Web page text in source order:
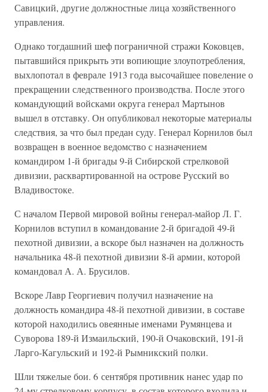
Савицкий, другие должностные лица хозяйственного
управления.
Однако тогдашний шеф пограничной стражи Коковцев,
пытавшийся прикрыть эти вопиющие злоупотребления,
выхлопотал в феврале 1913 года высочайшее повеление о
прекращении следственного производства. После этого
командующий войсками округа генерал Мартынов
вышел в отставку. Он опубликовал некоторые материалы
следствия, за что был предан суду. Генерал Корнилов был
возвращен в военное ведомство с назначением
командиром 1-й бригады 9-й Сибирской стрелковой
дивизии, расквартированной на острове Русский во
Владивостоке.
С началом Первой мировой войны генерал-майор Л. Г.
Корнилов вступил в командование 2-й бригадой 49-й
пехотной дивизии, а вскоре был назначен на должность
начальника 48-й пехотной дивизии 8-й армии, которой
командовал А. А. Брусилов.
Вскоре Лавр Георгиевич получил назначение на
должность командира 48-й пехотной дивизии, в составе
которой находились овеянные именами Румянцева и
Суворова 189-й Измаильский, 190-й Очаковский, 191-й
Ларго-Кагульский и 192-й Рымникский полки.
Шли тяжелые бои. 6 сентября противник нанес удар по